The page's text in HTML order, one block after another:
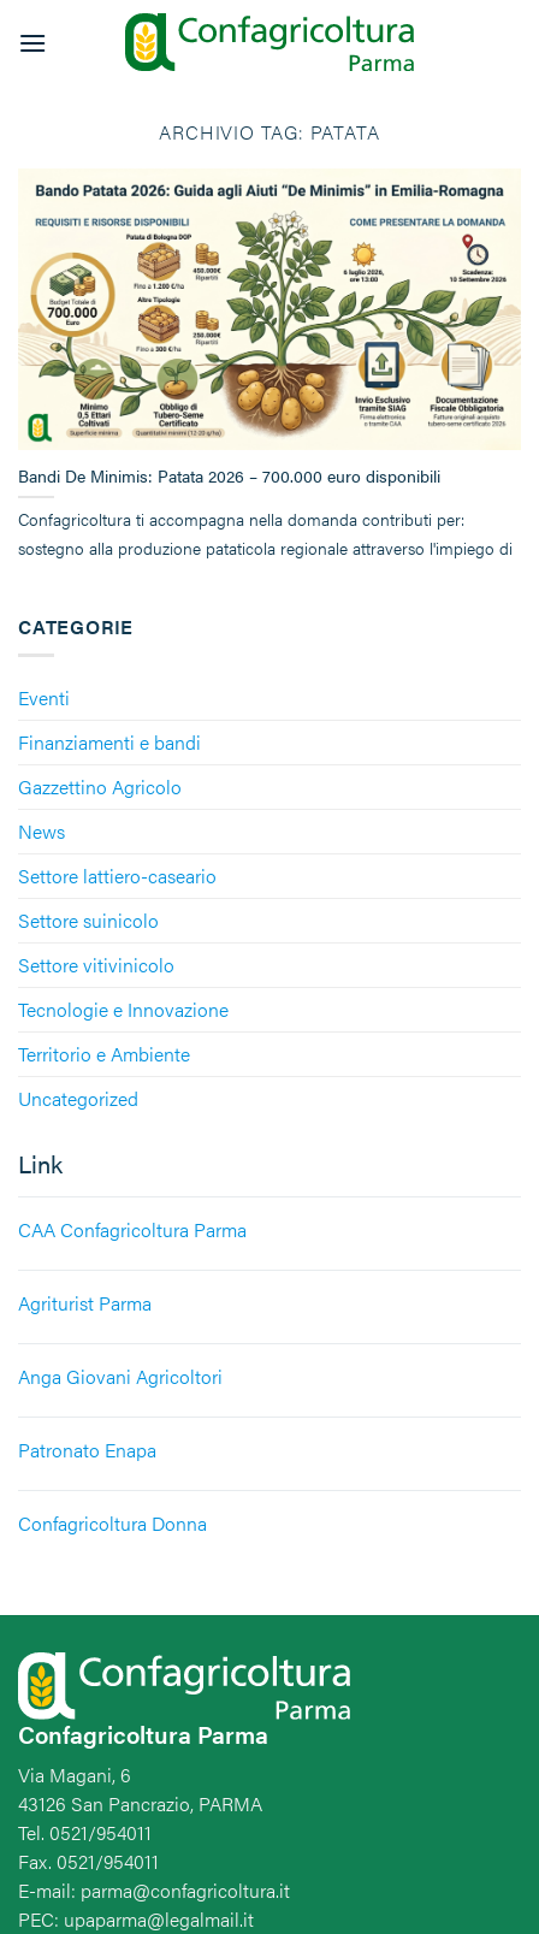
ARCHIVIO TAG: PATATA
CATEGORIE
Eventi
Finanziamenti e bandi
Gazzettino Agricolo
News
Settore lattiero-caseario
Settore suinicolo
Settore vitivinicolo
Tecnologie e Innovazione
Territorio e Ambiente
Uncategorized
Link
CAA Confagricoltura Parma
Agriturist Parma
Anga Giovani Agricoltori
Patronato Enapa
Confagricoltura Donna
Bandi De Minimis: Patata 2026 – 700.000 euro disponibili
Confagricoltura ti accompagna nella domanda contributi per:
sostegno alla produzione pataticola regionale attraverso l'impiego di
Confagricoltura Parma
Via Magani, 6
43126 San Pancrazio, PARMA
Tel. 0521/954011
Fax. 0521/954011
E-mail: parma@confagricoltura.it
PEC: upaparma@legalmail.it